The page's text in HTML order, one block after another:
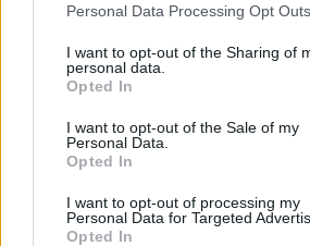
Personal Data Processing Opt Outs
I want to opt-out of the Sharing of
personal data.
Opted In
I want to opt-out of the Sale of my
Personal Data.
Opted In
I want to opt-out of processing my
Personal Data for Targeted
Opted In
Tarjeta Turística Live 3 días
12,00 €
Guagua Amarilla
1,80 €
Municipales y Global también
50% del precio